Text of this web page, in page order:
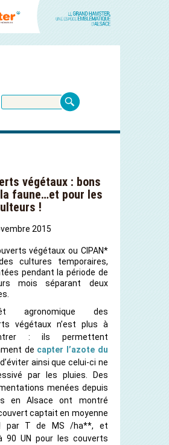
végétaux : bons
faune…et pour les
!
2015
végétaux ou CIPAN*
cultures temporaires,
pendant la période de
mois séparant deux
agronomique des
végétaux n’est plus à
: ils permettent
de capter l’azote du
ainsi que celui-ci ne
par les pluies. Des
menées depuis
en Alsace ont montré
captait en moyenne
par T de MS /ha**, et
90 UN pour les couverts